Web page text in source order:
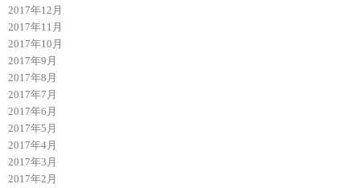
2017年12月
2017年11月
2017年10月
2017年9月
2017年8月
2017年7月
2017年6月
2017年5月
2017年4月
2017年3月
2017年2月